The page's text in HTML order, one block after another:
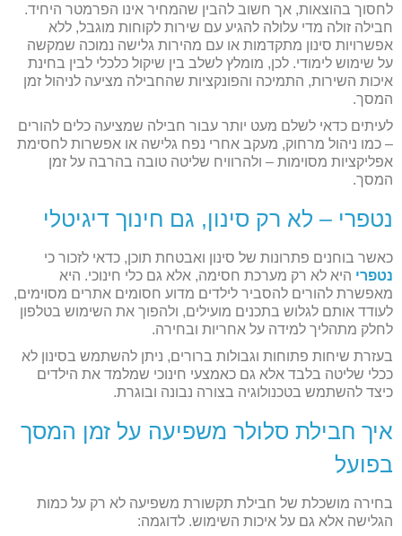
לחסוך בהוצאות, אך חשוב להבין שהמחיר אינו הפרמטר היחיד.
חבילה זולה מדי עלולה להגיע עם שירות לקוחות מוגבל, ללא
אפשרויות סינון מתקדמות או עם מהירות גלישה נמוכה שמקשה
על שימוש לימודי. לכן, מומלץ לשלב בין שיקול כלכלי לבין בחינת
איכות השירות, התמיכה והפונקציות שהחבילה מציעה לניהול זמן
המסך.
לעיתים כדאי לשלם מעט יותר עבור חבילה שמציעה כלים להורים
– כמו ניהול מרחוק, מעקב אחרי נפח גלישה או אפשרות לחסימת
אפליקציות מסוימות – ולהרוויח שליטה טובה בהרבה על זמן
המסך.
נטפרי – לא רק סינון, גם חינוך דיגיטלי
כאשר בוחנים פתרונות של סינון ואבטחת תוכן, כדאי לזכור כי
נטפרי היא לא רק מערכת חסימה, אלא גם כלי חינוכי. היא
מאפשרת להורים להסביר לילדים מדוע חסומים אתרים מסוימים,
לעודד אותם לגלוש בתכנים מועילים, ולהפוך את השימוש בטלפון
לחלק מתהליך למידה על אחריות ובחירה.
בעזרת שיחות פתוחות וגבולות ברורים, ניתן להשתמש בסינון לא
ככלי שליטה בלבד אלא גם כאמצעי חינוכי שמלמד את הילדים
כיצד להשתמש בטכנולוגיה בצורה נבונה ובוגרת.
איך חבילת סלולר משפיעה על זמן המסך
בפועל
בחירה מושכלת של חבילת תקשורת משפיעה לא רק על כמות
הגלישה אלא גם על איכות השימוש. לדוגמה: